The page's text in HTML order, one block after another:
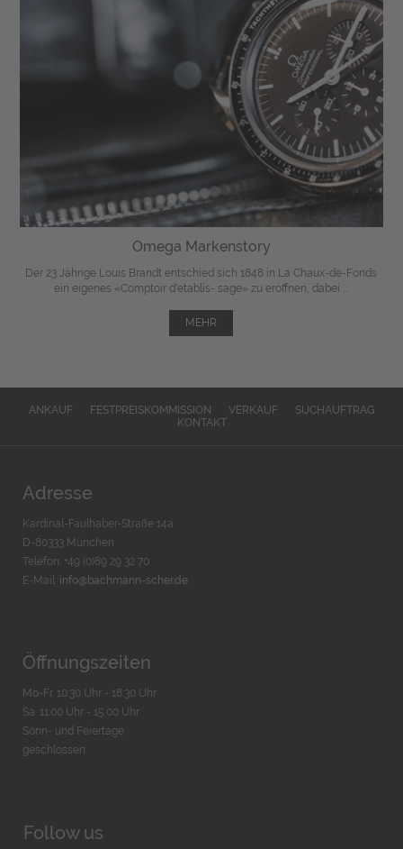
Omega Markenstory
Der 23 Jährige Louis Brandt entschied sich 1848 in La Chaux-de-Fonds
ein eigenes «Comptoir d'etablis- sage» zu eröffnen, dabei ...
MEHR
ANKAUF FESTPREISKOMMISSION VERKAUF
SUCHAUFTRAG
KONTAKT
Adresse
Kardinal-Faulhaber-Straße 14a
D-80333 München
Telefon: +49 (0)89 29 32 70
E-Mail: info@bachmann-scher.de
Öffnungszeiten
Mo-Fr. 10:30 Uhr - 18:30 Uhr
Sa. 11:00 Uhr - 15.00 Uhr
Sonn- und Feiertage
geschlossen
Follow us